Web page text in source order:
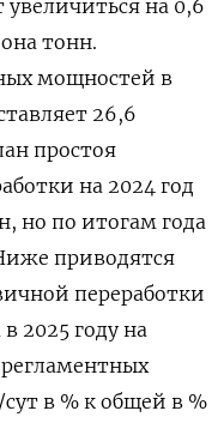
на 0,6
тонн.
мощностей в
26,6
простоя
на 2024 год
но по итогам года
приводятся
переработки
2025 году на
в % к общей в %